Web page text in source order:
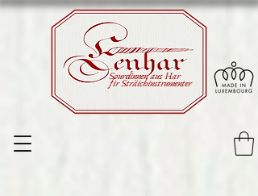
fir Sträichinstrumenter
Sourdinnen aus Har